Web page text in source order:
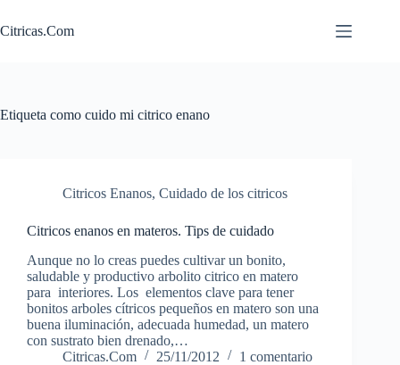
al
contenido
Citricas.Com
Etiqueta como cuido mi citrico enano
Citricos Enanos, Cuidado de los citricos
Citricos enanos en materos. Tips de cuidado
Aunque no lo creas puedes cultivar un bonito,
saludable y productivo arbolito citrico en matero
para interiores. Los elementos clave para tener
bonitos arboles cítricos pequeños en matero son una
buena iluminación, adecuada humedad, un matero
con sustrato bien drenado,…
Citricas.Com
25/11/2012 1 comentario